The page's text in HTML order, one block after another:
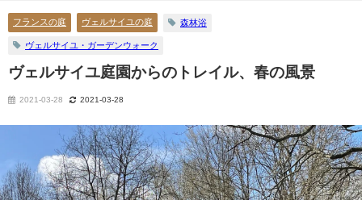
フランスの庭 ヴェルサイユの庭 森林浴
ヴェルサイユ・ガーデンウォーク
ヴェルサイユ庭園からのトレイル、春の風景
2021-03-28 2021-03-28